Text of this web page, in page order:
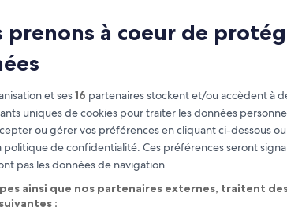
Gagnez des récompenses pour
chaque nuit séjournée
prenons à coeur de
et ses16 partenaires stockent et/ou accèdent à
uniques de cookies pour traiter les données
ou gérer vos préférences en cliquant ci-dessous
politique de confidentialité. Ces préférences seront
pas les données de navigation.
ainsi que nos partenaires externes, traitent
: